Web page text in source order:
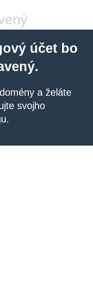
účet bo
a želáte
svojho